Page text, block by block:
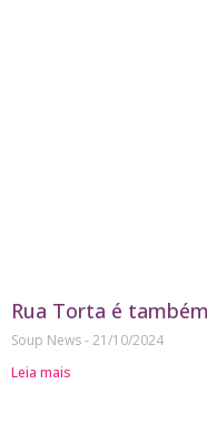
Rua Torta é
Soup News 21/10/2024
Leia mais